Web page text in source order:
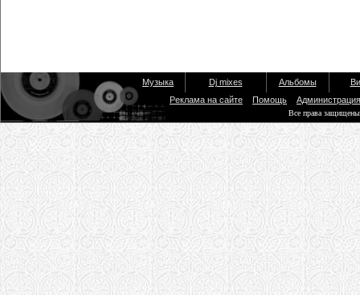
Музыка Dj mixes Альбомы
Реклама на сайте
Помощь Администрация
Все права